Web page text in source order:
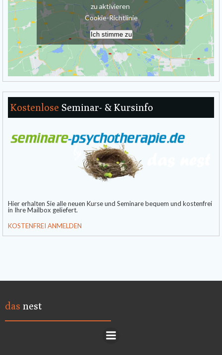
zu aktivieren
Cookie-Richtlinie
Ich stimme zu
Kostenlose Seminar- & Kursinfo
Hier erhalten Sie alle neuen Kurse und Seminare bequem und kostenfrei
in Ihre Mailbox geliefert.
KOSTENFREI ANMELDEN
das nest